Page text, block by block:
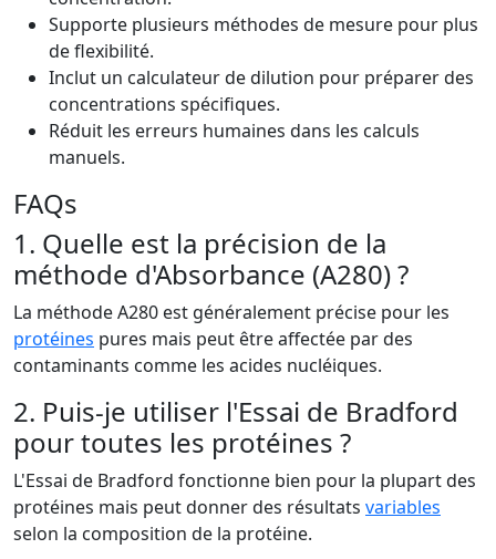
Supporte plusieurs méthodes de mesure pour plus
de flexibilité.
Inclut un calculateur de dilution pour préparer des
concentrations spécifiques.
Réduit les erreurs humaines dans les calculs
manuels.
FAQs
1. Quelle est la précision de la
méthode d'Absorbance (A280) ?
La méthode A280 est généralement précise pour les
protéines pures mais peut être affectée par des
contaminants comme les acides nucléiques.
2. Puis-je utiliser l'Essai de Bradford
pour toutes les protéines ?
L'Essai de Bradford fonctionne bien pour la plupart des
protéines mais peut donner des résultats variables
selon la composition de la protéine.